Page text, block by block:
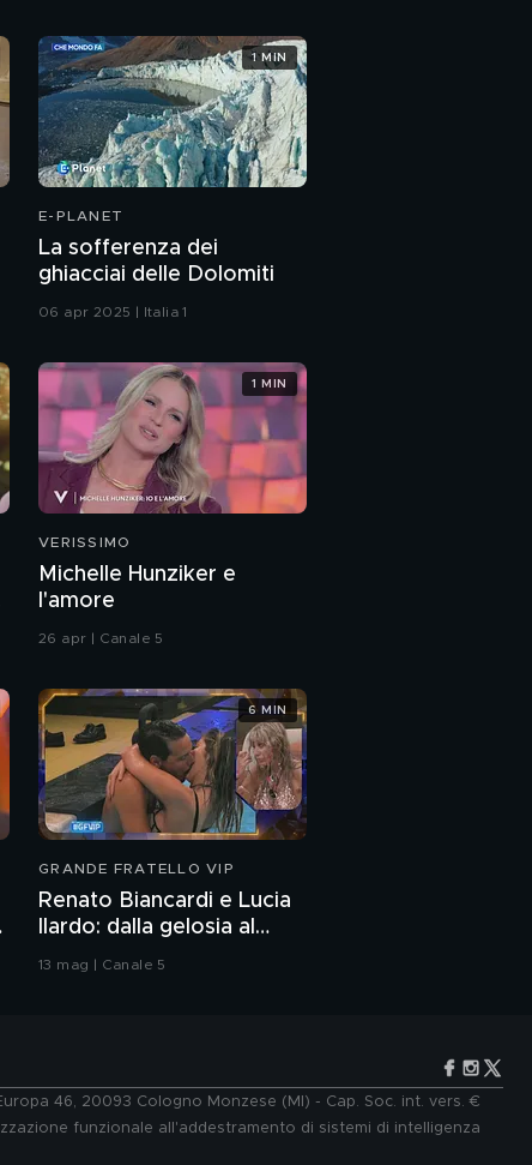
E-PLANET
La sofferenza dei
ghiacciai delle Dolomiti
06 apr 2025 | Italia 1
1 MIN
VERISSIMO
Michelle Hunziker e
l'amore
26 apr | Canale 5
1 MIN
GRANDE FRATELLO VIP
Renato Biancardi e Lucia
Ilardo: dalla gelosia al
13 mag | Canale 5
6 MIN
46, 20093 Cologno Monzese (MI) - Cap. Soc. int. vers. €
funzionale all'addestramento di sistemi di intelligenza